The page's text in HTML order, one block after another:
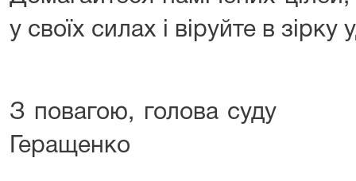
у своїх силах і віруйте в зірку
З повагою,
Геращенко